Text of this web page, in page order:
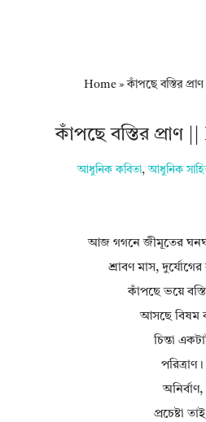
Home»কাঁপছে বস্তির
কাঁপছে বস্তির প্রাণ
আধুনিক কবিতা, আধুনিক
আজ গগনে জীমূতের
শ্রাবণ মাস,
কাঁপছে ভয়ে
আসছে বিষম
চিন্তা
পরিত্রাণ।
অনির্বাণ,
প্রচেষ্টা